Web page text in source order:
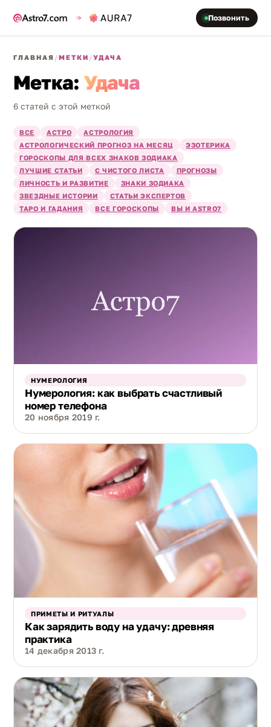
Позвонить
ГЛАВНАЯ /МЕТКИ /УДАЧА
Метка:Удача
6 статей с этой меткой
ВСЕ АСТРО
АСТРОЛОГИЯ
АСТРОЛОГИЧЕСКИЙ ПРОГНОЗ НА МЕСЯЦ
ЭЗОТЕРИКА
ГОРОСКОПЫ ДЛЯ ВСЕХ ЗНАКОВ ЗОДИАКА
ЛУЧШИЕ СТАТЬИ
С ЧИСТОГО ЛИСТА
ПРОГНОЗЫ
ЛИЧНОСТЬ И РАЗВИТИЕ
ЗНАКИ ЗОДИАКА
ЗВЕЗДНЫЕ ИСТОРИИ
СТАТЬИ ЭКСПЕРТОВ
ТАРО И ГАДАНИЯ
ВСЕ ГОРОСКОПЫ ВЫ И ASTRO7
НУМЕРОЛОГИЯ
Нумерология: как выбрать счастливый
номер телефона
20 ноября 2019 г.
ПРИМЕТЫ И РИТУАЛЫ
Как зарядить воду на удачу: древняя
практика
14 декабря 2013 г.